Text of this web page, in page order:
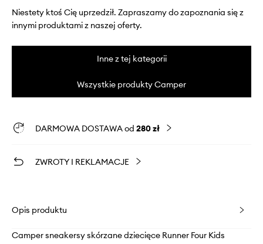
Niestety ktoś Cię uprzedził. Zapraszamy do zapoznania się z
innymi produktami z naszej oferty.
Inne z tej kategorii
Wszystkie produkty Camper
DARMOWA DOSTAWA od 280 zł
ZWROTY I REKLAMACJE
Opis produktu
Camper sneakersy skórzane dziecięce Runner Four Kids